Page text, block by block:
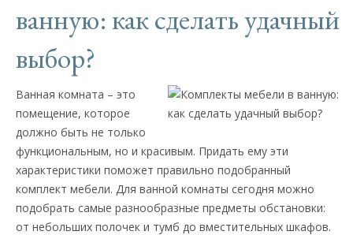
ванную: как сделать удачный
выбор?
Ванная комната – это
помещение, которое
должно быть не только
функциональным, но и красивым. Придать ему эти
характеристики поможет правильно подобранный
комплект мебели. Для ванной комнаты сегодня можно
подобрать самые разнообразные предметы обстановки:
от небольших полочек и тумб до вместительных шкафов.